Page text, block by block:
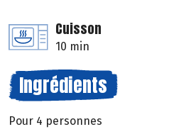
Cuisson
10 min
Ingrédients
Pour 4 personnes